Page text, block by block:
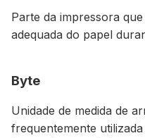
Parte da impressora
adequada do papel
Byte
Unidade de medida de
frequentemente